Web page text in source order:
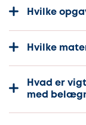
Hvilke
Hvilke
Hvad er
med